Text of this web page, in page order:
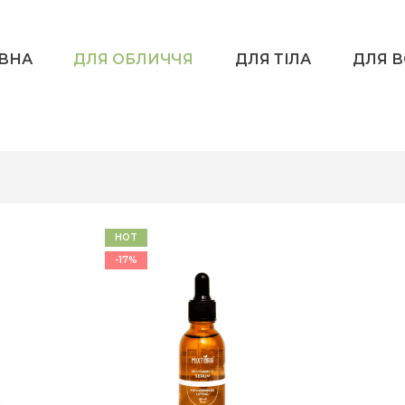
ДЛЯ ОБЛИЧЧЯ ДЛЯ ТІЛА ДЛЯ
HOT
-17%